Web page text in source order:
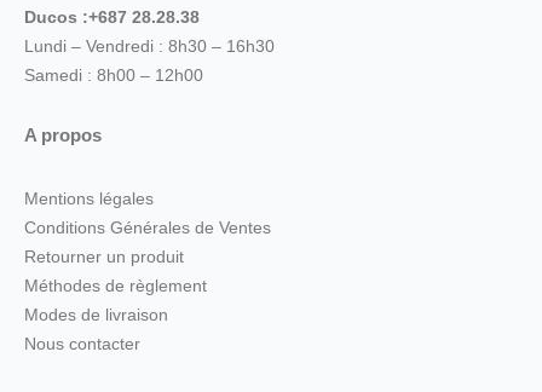
Ducos :+687 28.28.38
Lundi – Vendredi : 8h30 – 16h30
Samedi : 8h00 – 12h00
A propos
Mentions légales
Conditions Générales de Ventes
Retourner un produit
Méthodes de règlement
Modes de livraison
Nous contacter